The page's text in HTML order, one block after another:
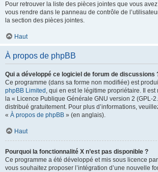
Pour retrouver la liste des pièces jointes que vous
vous rendre dans le panneau de contrôle de
la section des pièces jointes.
Haut
À propos de phpBB
Qui a développé ce logiciel de forum de discussions
Ce programme (dans sa forme non modifiée) est
phpBB Limited , qui en est le légitime propriétaire. Il
la « Licence Publique Générale GNU version 2 (GPL-
distribué gratuitement. Pour plus d’informations,
« À propos de phpBB » (en anglais).
Haut
Pourquoi la fonctionnalité X n’est pas disponible ?
Ce programme a été développé et mis sous licence
vous souhaitez proposer l’intégration d’une nouvelle